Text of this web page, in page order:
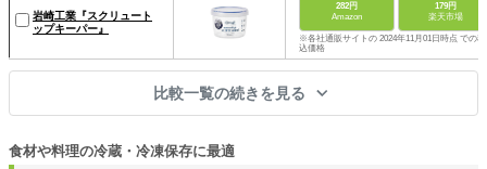
岩崎工業『スクリュート
ップキーパー』
282円
Amazon
179円
楽天市場
※各社通販サイトの 2024年11月01日時点 での税
込価格
比較一覧の続きを見る
食材や料理の冷蔵・冷凍保存に最適